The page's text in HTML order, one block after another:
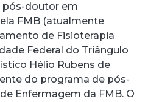
pós-doutor em
FMB (atualmente
de Fisioterapia
Federal do Triângulo
Hélio Rubens de
do programa de pós-
Enfermagem da FMB. O